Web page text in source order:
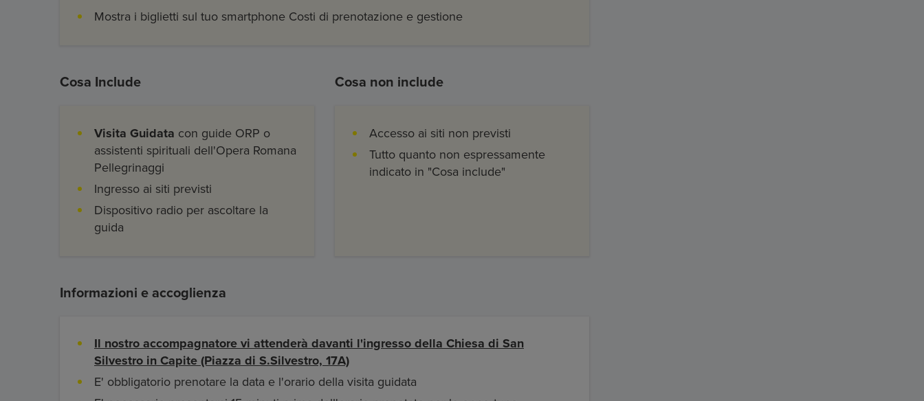
Mostra i biglietti sul tuo smartphone Costi di prenotazione e gestione
Cosa Include
Visita Guidata con guide ORP o
assistenti spirituali dell'Opera Romana
Pellegrinaggi
Ingresso ai siti previsti
Dispositivo radio per ascoltare la
guida
Cosa non include
Accesso ai siti non previsti
Tutto quanto non espressamente
indicato in "Cosa include"
Informazioni e accoglienza
Il nostro accompagnatore vi attenderà davanti l'ingresso della Chiesa di San
Silvestro in Capite (Piazza di S.Silvestro, 17A)
E' obbligatorio prenotare la data e l'orario della visita guidata